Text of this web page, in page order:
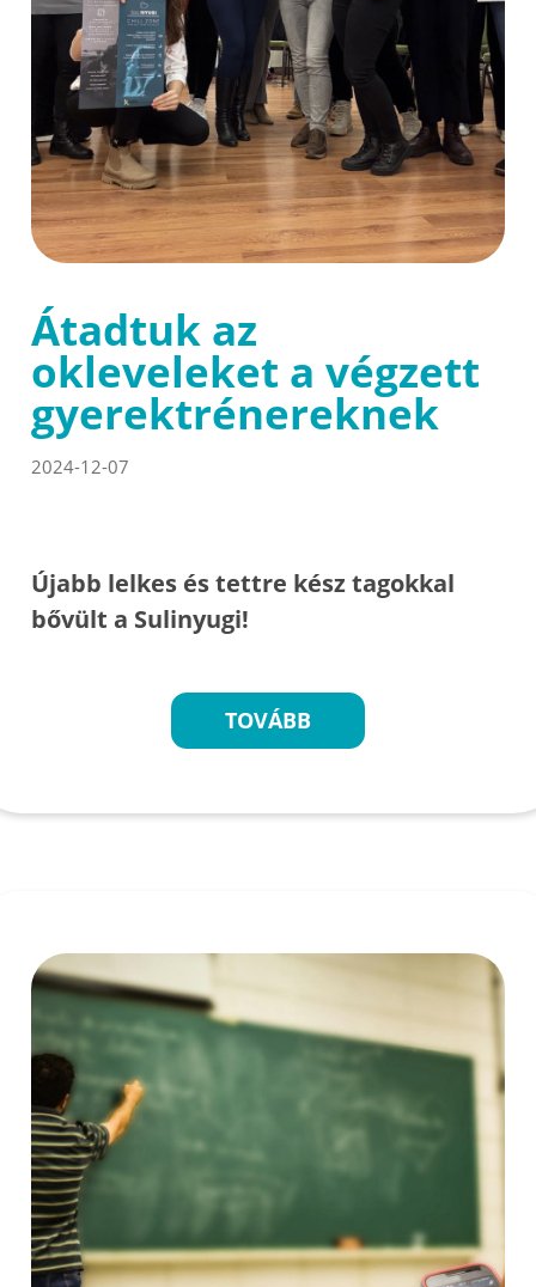
Átadtuk az
okleveleket a végzett
gyerektrénereknek
2024-12-07
Újabb lelkes és tettre kész tagokkal
bővült a Sulinyugi!
TOVÁBB